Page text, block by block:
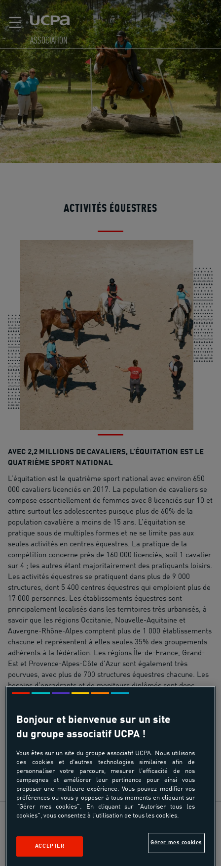
☰
ASSOCIATION
ACTIVITÉS ÉQUESTRES
AVEC 2,2 MILLIONS DE CAVALIERS, L’ÉQUITATION EST LE
QUATRIÈME SPORT NATIONAL
L’équitation est le quatrième sport national avec environ 650
000 cavaliers licenciés en 2017. La population de cavaliers se
compose essentiellement de femmes avec 8 licenciés sur 10 et
attire surtout les adolescentes puisque plus de 60% de la
population cavalière a moins de 15 ans. L’équitation se
pratique sous de multiples formes et ne se limite pas aux
seules activités en centres équestres. La pratique de la
compétition concerne près de 160 000 licenciés, soit 1 cavalier
sur 4 ; les autres étant majoritairement des pratiquants loisirs.
Les activités équestres se pratiquent dans plus de 9 000
structures, dont 5 400 centres équestres qui emploient plus de
17 000 personnes. Les établissements équestres sont
principalement localisés dans les territoires très urbanisés, à
savoir que les régions Occitanie, Nouvelle-Aquitaine et
Auvergne-Rhône-Alpes comptent plus de 1 000 établissements
chacune et représentent à elles seules 35% des groupements
adhérents à la fédération. Les régions Île-de-France, Grand-
Est et Provence-Alpes-Côte d'Azur sont également très
pourvues, avec plus de 700 structures équestres chacune. Les
besoins d’encadrants et de moniteurs diplômés sont donc
Partager
Bonjour et bienvenue sur un site
du groupe associatif UCPA !
Vous êtes sur un site du groupe associatif UCPA. Nous utilisons
des cookies et d'autres technologies similaires afin de
personnaliser votre parcours, mesurer l'efficacité de nos
campagnes et améliorer leur pertinence pour ainsi vous
proposer une meilleure expérience. Vous pouvez modifier vos
préférences ou vous y opposer à tous moments en cliquant sur
"Gérer mes cookies". En cliquant sur "Autoriser tous les
cookies", vous consentez à l'utilisation de tous les cookies.
Gérer mes cookies
ACCEPTER